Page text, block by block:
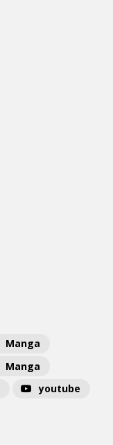
Manga
Manga
youtube